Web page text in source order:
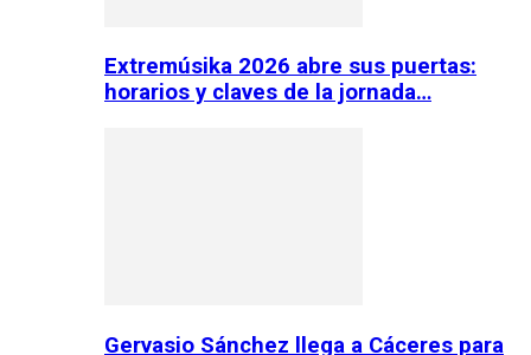
Extremúsika 2026 abre sus puertas:
horarios y claves de la jornada…
Gervasio Sánchez llega a Cáceres para